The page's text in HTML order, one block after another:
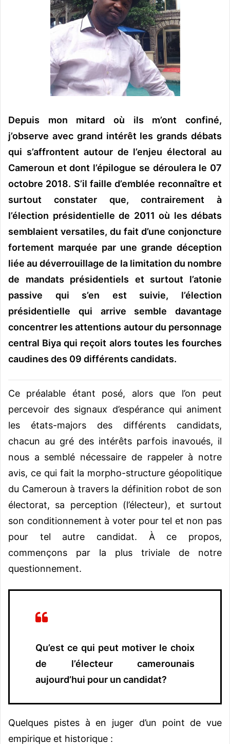
l
Depuis mon mitard où ils m’ont confiné,
j’observe avec grand intérêt les grands débats
qui s’affrontent autour de l’enjeu électoral au
Cameroun et dont l’épilogue se déroulera le 07
octobre 2018. S’il faille d’emblée reconnaître et
surtout constater que, contrairement à
l’élection présidentielle de 2011 où les débats
semblaient versatiles, du fait d’une conjoncture
fortement marquée par une grande déception
liée au déverrouillage de la limitation du nombre
de mandats présidentiels et surtout l’atonie
passive qui s’en est suivie, l’élection
présidentielle qui arrive semble davantage
concentrer les attentions autour du personnage
central Biya qui reçoit alors toutes les fourches
caudines des 09 différents candidats.
Ce préalable étant posé, alors que l’on peut
percevoir des signaux d’espérance qui animent
les états-majors des différents candidats,
chacun au gré des intérêts parfois inavoués, il
nous a semblé nécessaire de rappeler à notre
avis, ce qui fait la morpho-structure géopolitique
du Cameroun à travers la définition robot de son
électorat, sa perception (l’électeur), et surtout
son conditionnement à voter pour tel et non pas
pour tel autre candidat. À ce propos,
commençons par la plus triviale de notre
questionnement.
Qu’est ce qui peut motiver le choix
de l’électeur camerounais
aujourd’hui pour un candidat?
Quelques pistes à en juger d’un point de vue
empirique et historique :